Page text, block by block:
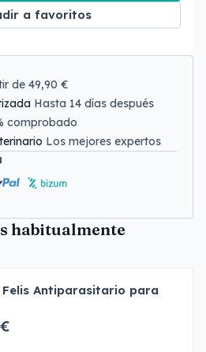
a favoritos
de 49,90 €
Hasta 14 días después
comprobado
Los mejores expertos
habitualmente
Antiparasitario para